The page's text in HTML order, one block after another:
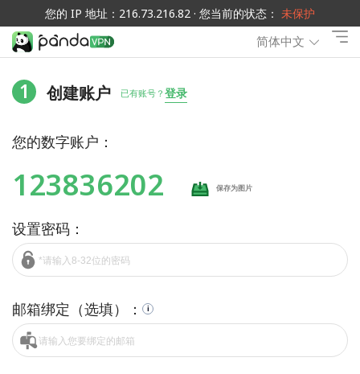
您的 IP 地址：216.73.216.82 · 您当前的状态： 未保护
简体中文
1 创建账户 已有账号？ 登录
您的数字账户：
123836202 保存为图片
设置密码：
邮箱绑定（选填）： i